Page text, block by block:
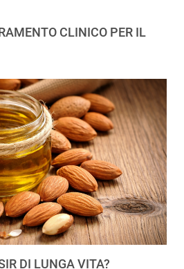
CLINICO PER IL
DI LUNGA VITA?